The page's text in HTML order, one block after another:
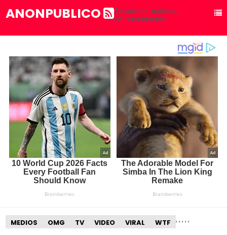
ANONPUBLICO
Actualidad, noticias,
entretenimiento.
MEDIOS ,
OMG ,
TV ,
VIDEO ,
VIRAL ,
WTF